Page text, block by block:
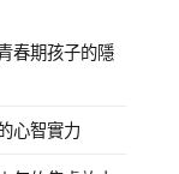
春期孩子的隱
心智實力